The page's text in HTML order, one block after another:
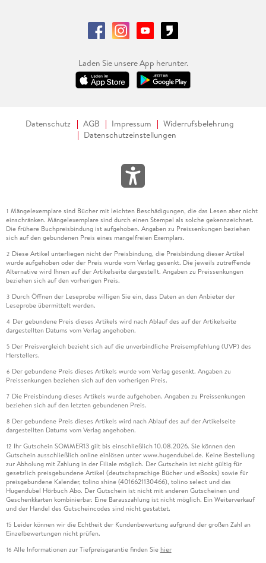
Laden Sie unsere App herunter.
Datenschutz AGB Impressum
Widerrufsbelehrung
Datenschutzeinstellungen
1 Mängelexemplare sind Bücher mit leichten Beschädigungen, die das Lesen aber nicht
einschränken. Mängelexemplare sind durch einen Stempel als solche gekennzeichnet.
Die frühere Buchpreisbindung ist aufgehoben. Angaben zu Preissenkungen beziehen
sich auf den gebundenen Preis eines mangelfreien Exemplars.
2 Diese Artikel unterliegen nicht der Preisbindung, die Preisbindung dieser Artikel
wurde aufgehoben oder der Preis wurde vom Verlag gesenkt. Die jeweils zutreffende
Alternative wird Ihnen auf der Artikelseite dargestellt. Angaben zu Preissenkungen
beziehen sich auf den vorherigen Preis.
3 Durch Öffnen der Leseprobe willigen Sie ein, dass Daten an den Anbieter der
Leseprobe übermittelt werden.
4 Der gebundene Preis dieses Artikels wird nach Ablauf des auf der Artikelseite
dargestellten Datums vom Verlag angehoben.
5 Der Preisvergleich bezieht sich auf die unverbindliche Preisempfehlung (UVP) des
Herstellers.
6 Der gebundene Preis dieses Artikels wurde vom Verlag gesenkt. Angaben zu
Preissenkungen beziehen sich auf den vorherigen Preis.
7 Die Preisbindung dieses Artikels wurde aufgehoben. Angaben zu Preissenkungen
beziehen sich auf den letzten gebundenen Preis.
8 Der gebundene Preis dieses Artikels wird nach Ablauf des auf der Artikelseite
dargestellten Datums vom Verlag angehoben.
12 Ihr Gutschein SOMMER13 gilt bis einschließlich 10.08.2026. Sie können den
Gutschein ausschließlich online einlösen unter www.hugendubel.de. Keine Bestellung
zur Abholung mit Zahlung in der Filiale möglich. Der Gutschein ist nicht gültig für
gesetzlich preisgebundene Artikel (deutschsprachige Bücher und eBooks) sowie für
preisgebundene Kalender, tolino shine (4016621130466), tolino select und das
Hugendubel Hörbuch Abo. Der Gutschein ist nicht mit anderen Gutscheinen und
Geschenkkarten kombinierbar. Eine Barauszahlung ist nicht möglich. Ein Weiterverkauf
und der Handel des Gutscheincodes sind nicht gestattet.
15 Leider können wir die Echtheit der Kundenbewertung aufgrund der großen Zahl an
Einzelbewertungen nicht prüfen.
16 Alle Informationen zur Tiefpreisgarantie finden Sie hier